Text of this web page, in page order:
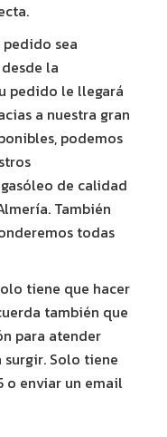
sea
la
pedido le llegará
a nuestra gran
podemos
de calidad
También
todas
tiene que hacer
también que
para atender
Solo tiene
o enviar un email